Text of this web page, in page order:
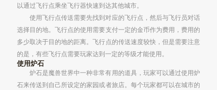
以通过飞行点乘坐飞行器快速到达其他城市。
使用飞行点传送需要先找到对应的飞行点，然后与飞行员对话
选择目的地。飞行点的使用需要支付一定的金币作为费用，费用的
多少取决于目的地的距离。飞行点的传送速度较快，但是需要注意
的是，有些飞行点需要玩家达到一定的等级才能使用。
使用炉石
炉石是魔兽世界中一种非常有用的道具，玩家可以通过使用炉
石来传送到自己所设定的家园或者旅店。每个玩家都可以在城市的